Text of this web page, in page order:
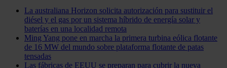
La australiana Horizon solicita autorización para sustituir el
diésel y el gas por un sistema híbrido de energía solar y
baterías en una localidad remota
Ming Yang pone en marcha la primera turbina eólica flotante
de 16 MW del mundo sobre plataforma flotante de patas
tensadas
Las fábricas de EEUU se preparan para cubrir la nueva